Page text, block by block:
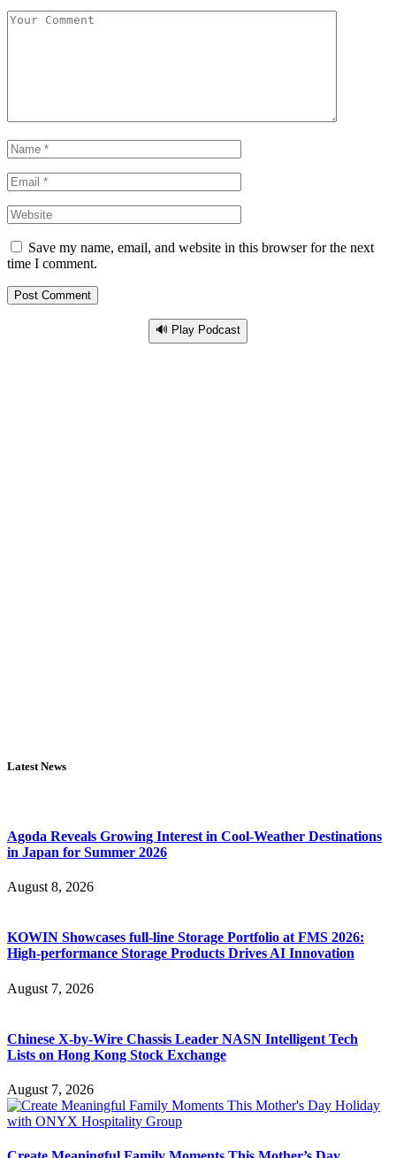
Save my name, email, and website in this browser for the next
time I comment.
🔊 Play Podcast
Latest News
Agoda Reveals Growing Interest in Cool-Weather Destinations
in Japan for Summer 2026
August 8, 2026
KOWIN Showcases full-line Storage Portfolio at FMS 2026:
High-performance Storage Products Drives AI Innovation
August 7, 2026
Chinese X-by-Wire Chassis Leader NASN Intelligent Tech
Lists on Hong Kong Stock Exchange
August 7, 2026